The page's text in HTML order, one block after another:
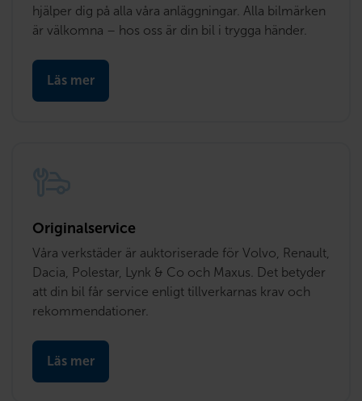
hjälper dig på alla våra anläggningar. Alla bilmärken
är välkomna – hos oss är din bil i trygga händer.
Läs mer
Originalservice
Våra verkstäder är auktoriserade för Volvo, Renault,
Dacia, Polestar, Lynk & Co och Maxus. Det betyder
att din bil får service enligt tillverkarnas krav och
rekommendationer.
Läs mer